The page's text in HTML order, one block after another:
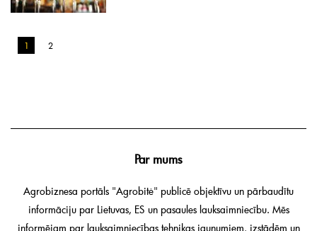
1 2
Par mums
Agrobiznesa portāls "Agrobitė" publicē objektīvu un pārbaudītu
informāciju par Lietuvas, ES un pasaules lauksaimniecību. Mēs
informējam par lauksaimniecības tehnikas jaunumiem, izstādēm un